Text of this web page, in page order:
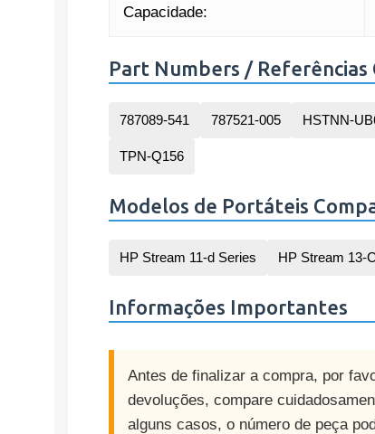
Capacidade:
Part Numbers / Referências
787089-541 787521-005 HSTNN-
TPN-Q156
Modelos de Portáteis
HP Stream 11-d Series HP Stream 13-
Informações Importantes
Antes de finalizar a compra, por
devoluções, compare
alguns casos, o número de peça